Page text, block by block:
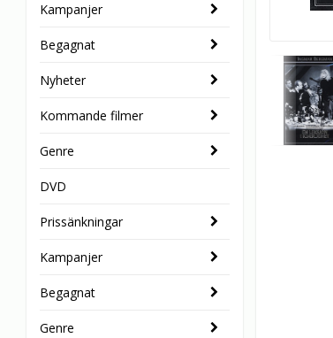
Kampanjer
Begagnat
Nyheter
Kommande filmer
Genre
DVD
Prissänkningar
Kampanjer
Begagnat
Genre